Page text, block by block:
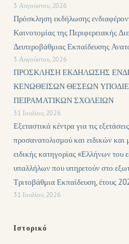
3 Αυγούστου, 2026
Πρόσκληση εκδήλωσης
Καινοτομίας της Περιφερειακής
Δευτεροβάθμιας Εκπαίδευσης
3 Αυγούστου, 2026
ΠΡΟΣΚΛΗΣΗ ΕΚΔΗΛΩΣΗΣ
ΚΕΝΩΘΕΙΣΩΝ ΘΕΣΕΩΝ
ΠΕΙΡΑΜΑΤΙΚΩΝ ΣΧΟΛΕΙΩΝ
31 Ιουλίου, 2026
Εξεταστικά κέντρα για τις
προσανατολισμού και ειδικών
ειδικής κατηγορίας «Ελλήνων
υπαλλήλων που υπηρετούν στο
Τριτοβάθμια Εκπαίδευση, έτους
31 Ιουλίου, 2026
Ιστορικό